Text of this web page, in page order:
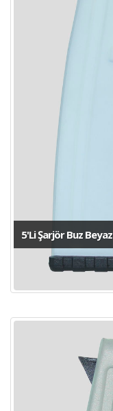
5'Li Şarjör Buz Beyaz